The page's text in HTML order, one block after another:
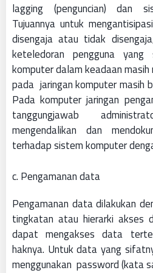
lagging (penguncian) dan
Tujuannya untuk
disengaja atau tidak
keteledoran pengguna yang
komputer dalam keadaan
pada jaringan komputer masih
Pada komputer jaringan
tanggungjawab
mengendalikan dan
terhadap sistem komputer
c. Pengamanan data
Pengamanan data dilakukan
tingkatan atau hierarki akses
dapat mengakses data
haknya. Untuk data yang
menggunakan password (kata